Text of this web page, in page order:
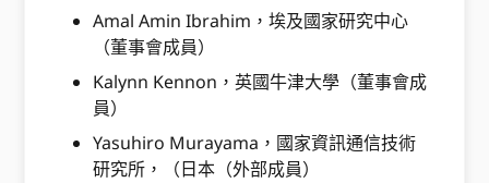
Amal Amin Ibrahim，埃及國家研究中心
（董事會成員）
Kalynn Kennon，英國牛津大學（董事會成
員）
Yasuhiro Murayama，國家資訊通信技術
研究所，（日本（外部成員）